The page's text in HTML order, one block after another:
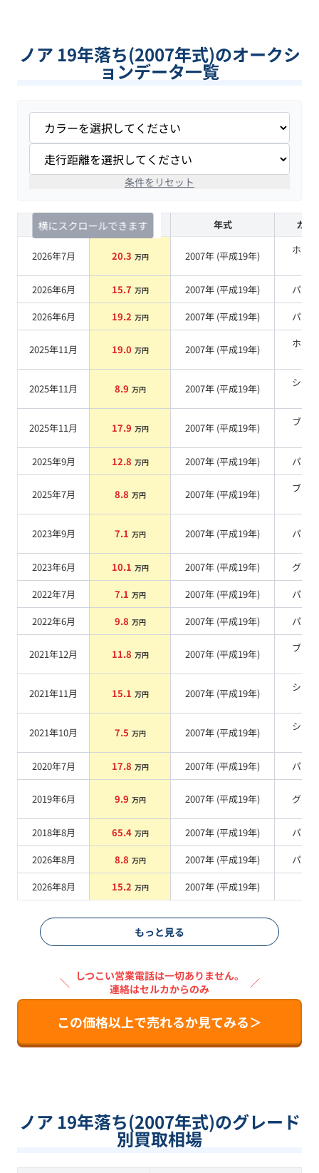
ノア 19年落ち(2007年式)のオークシ
ョンデータ一覧
条件をリセット
横にスクロールできます
査定時期 セルカ実績 年式 カラ
2026年7月 20.3 万円 2007年 (平成19年)
ホワ
2026年6月
15.7 万円 2007年 (平成19年)
パール
2026年6月
19.2 万円 2007年 (平成19年) パール
2025年11月 19.0 万円 2007年 (平成19年)
ホワ
2025年11月 8.9 万円 2007年 (平成19年)
シル
2025年11月 17.9 万円 2007年 (平成19年)
ブラ
2025年9月
12.8 万円 2007年 (平成19年) パール
2025年7月 8.8 万円 2007年 (平成19年)
ブラ
2023年9月 7.1 万円 2007年 (平成19年) パール
2023年6月 10.1 万円 2007年 (平成19年)
グレー
2022年7月
7.1 万円 2007年 (平成19年)
パール
2022年6月
9.8 万円 2007年 (平成19年) パール
2021年12月 11.8 万円 2007年 (平成19年)
ブラ
2021年11月 15.1 万円 2007年 (平成19年)
シル
2021年10月 7.5 万円 2007年 (平成19年)
シル
2020年7月
17.8 万円 2007年 (平成19年) パール
2019年6月 9.9 万円 2007年 (平成19年) グレー
2018年8月 65.4 万円 2007年 (平成19年)
パール
2026年8月
8.8 万円 2007年 (平成19年)
パール
2026年8月
15.2 万円 2007年 (平成19年)
もっと見る
＼ しつこい営業電話は一切ありません。
連絡はセルカからのみ
／
この価格以上で売れるか見てみる＞
ノア 19年落ち(2007年式)のグレード
別買取相場